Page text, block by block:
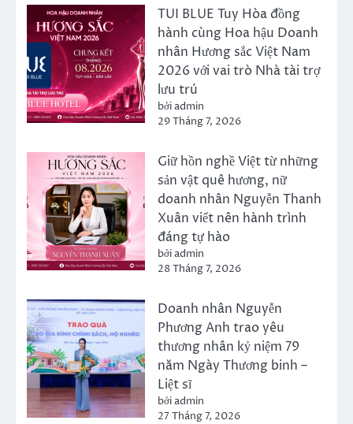
TUI BLUE Tuy Hòa đồng
hành cùng Hoa hậu Doanh
nhân Hương sắc Việt Nam
2026 với vai trò Nhà tài trợ
lưu trú
bởi admin
29 Tháng 7, 2026
Giữ hồn nghề Việt từ những
sản vật quê hương, nữ
doanh nhân Nguyễn Thanh
Xuân viết nên hành trình
đáng tự hào
bởi admin
28 Tháng 7, 2026
Doanh nhân Nguyễn
Phương Anh trao yêu
thương nhân kỷ niệm 79
năm Ngày Thương binh –
Liệt sĩ
bởi admin
27 Tháng 7, 2026